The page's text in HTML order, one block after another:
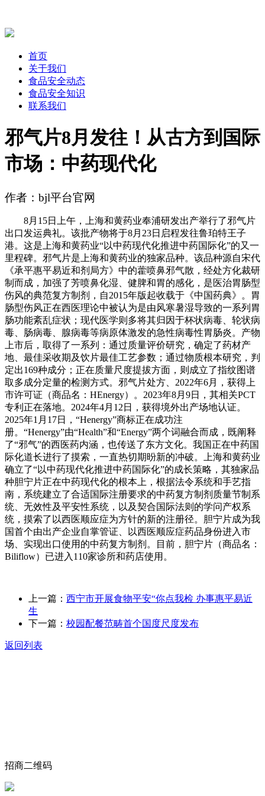
首页
关于我们
食品安全动态
食品安全知识
联系我们
邪气片8月发往！从古方到国际
市场：中药现代化
作者：bjl平台官网
8月15日上午，上海和黄药业奉浦研发出产举行了邪气片
出口发运典礼。该批产物将于8月23日启程发往鲁珀特王子
港。这是上海和黄药业“以中药现代化推进中药国际化”的又一
里程碑。邪气片是上海和黄药业的独家品种。该品种源自宋代
《承平惠平易近和剂局方》中的藿喷鼻邪气散，经处方化裁研
制而成，加强了芳喷鼻化湿、健脾和胃的感化，是医治胃肠型
伤风的典范复方制剂，自2015年版起收载于《中国药典》。胃
肠型伤风正在西医理论中被认为是由风寒暑湿导致的一系列胃
肠功能紊乱症状；现代医学则多将其归因于杯状病毒、轮状病
毒、肠病毒、腺病毒等病原体激发的急性病毒性胃肠炎。产物
上市后，取得了一系列：通过质量评价研究，确定了药材产
地、最佳采收期及饮片最佳工艺参数；通过物质根本研究，判
定出169种成分；正在质量尺度提拔方面，则成立了指纹图谱
取多成分定量的检测方式。邪气片处方、2022年6月，获得上
市许可证（商品名：HEnergy）。2023年8月9日，其相关PCT
专利正在落地。2024年4月12日，获得境外出产场地认证。
2025年1月17日，“Henergy”商标正在成功注
册。“Henergy”由“Health”和“Energy”两个词融合而成，既阐释
了“邪气”的西医药内涵，也传送了东方文化。我国正在中药国
际化道长进行了摸索，一直热切期昐新的冲破。上海和黄药业
确立了“以中药现代化推进中药国际化”的成长策略，其独家品
种胆宁片正在中药现代化的根本上，根据法令系统和手艺指
南，系统建立了合适国际注册要求的中药复方制剂质量节制系
统、无效性及平安性系统，以及契合国际法则的学问产权系
统，摸索了以西医顺应症为方针的新的注册径。胆宁片成为我
国首个由出产企业自掌管证、以西医顺应症药品身份进入市
场、实现出口使用的中药复方制剂。目前，胆宁片（商品名：
Biliflow）已进入110家诊所和药店使用。
上一篇： 西宁市开展食物平安“你点我检 办事惠平易近
生
下一篇： 校园配餐范畴首个国度尺度发布
返回列表
招商二维码